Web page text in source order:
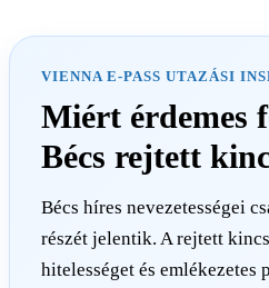
VIENNA E-PASS UTAZÁSI
Miért érdemes
Bécs rejtett
Bécs híres nevezetességei
részét jelentik. A rejtett
hitelességet és emlékezetes